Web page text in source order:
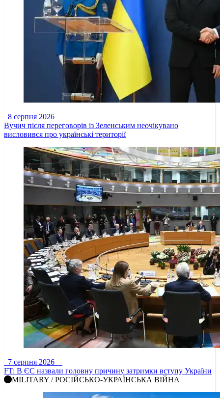
8 серпня 2026
Вучич після переговорів із Зеленським неочікувано
висловився про українські території
7 серпня 2026
FT: В ЄС назвали головну причину затримки вступу України
MILITARY / РОСІЙСЬКО-УКРАЇНСЬКА ВІЙНА